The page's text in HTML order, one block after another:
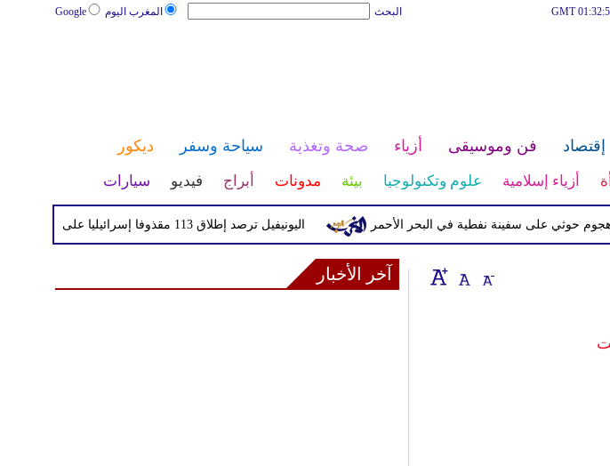
المغرب اليوم Google البحث
إقتصاد فن وموسيقى أزياء صحة وتغذية سياحة وسفر ديكور
أزياء إسلامية علوم وتكنولوجيا بيئة مدونات أبراج فيديو سيارات
اليونيفيل ترصد إطلاق 113 مقذوفا إسرائيليا على لبنان خلال يوم واحد على سفينة نفطية في البحر الأحمر
آخر الأخبار